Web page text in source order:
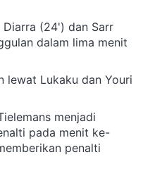
(24') dan Sarr
dalam lima menit
lewat Lukaku dan Youri
menjadi
pada menit ke-
penalti